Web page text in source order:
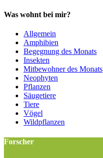
Was wohnt bei mir?
Allgemein
Amphibien
Begegnung des Monats
Insekten
Mitbewohner des Monats
Neophyten
Pflanzen
Säugetiere
Tiere
Vögel
Wildpflanzen
Forscher